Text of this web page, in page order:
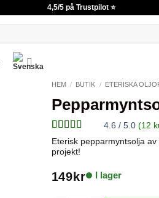
4,5/5 på Trustpilot ⭐
HEM / BUTIK / ETERISKA
Betygsatt
4.58av 5
baserat på
12
4.6 / 5.0 (12
Eterisk pepparmyntsolja
projekt!
149 kr I lager